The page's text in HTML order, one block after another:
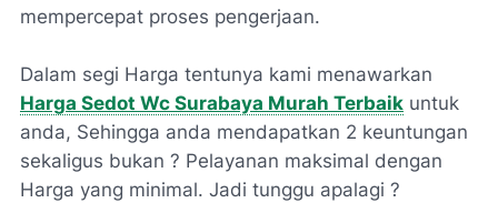
mempercepat proses pengerjaan.
Dalam segi Harga tentunya kami menawarkan
Harga Sedot Wc Surabaya Murah Terbaik untuk
anda, Sehingga anda mendapatkan 2 keuntungan
sekaligus bukan ? Pelayanan maksimal dengan
Harga yang minimal. Jadi tunggu apalagi ?